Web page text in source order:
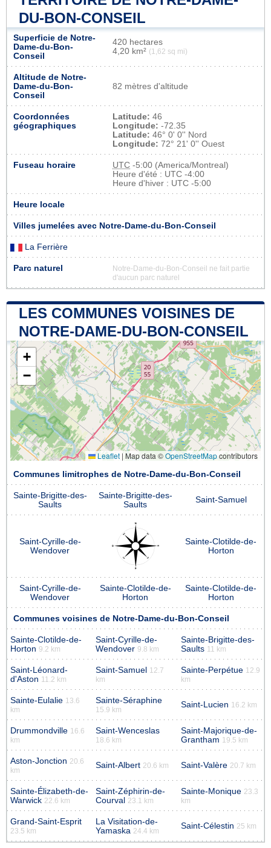
DU-BON-CONSEIL
Superficie de Notre-
Dame-du-Bon-
Conseil
420 hectares
4,20 km² (1,62 sq mi)
Altitude de Notre-
Dame-du-Bon-
Conseil
82 mètres d'altitude
Coordonnées
géographiques
Latitude: 46
Longitude: -72.35
Latitude: 46° 0' 0'' Nord
Longitude: 72° 21' 0'' Ouest
Fuseau horaire UTC -5:00 (America/Montreal)
Heure d'été : UTC -4:00
Heure d'hiver : UTC -5:00
Heure locale
Villes jumelées avec Notre-Dame-du-Bon-Conseil
La Ferrière
Parc naturel
Notre-Dame-du-Bon-Conseil ne fait partie
d'aucun parc naturel
LES COMMUNES VOISINES DE
NOTRE-DAME-DU-BON-CONSEIL
+
−
Leaflet | Map data ©OpenStreetMapcontributors
Communes limitrophes de Notre-Dame-du-Bon-Conseil
Sainte-Brigitte-des-
Saults
Sainte-Brigitte-des-
Saults
Saint-Samuel
Saint-Cyrille-de-
Wendover
Sainte-Clotilde-de-
Horton
Saint-Cyrille-de-
Wendover
Sainte-Clotilde-de-
Horton
Sainte-Clotilde-de-
Horton
Communes voisines de Notre-Dame-du-Bon-Conseil
Sainte-Clotilde-de-
Horton 9.2 km
Saint-Cyrille-de-
Wendover 9.8 km
Sainte-Brigitte-des-
Saults 11 km
Saint-Léonard-
d'Aston 11.2 km
Saint-Samuel 12.7
km
Sainte-Perpétue 12.9
km
Sainte-Eulalie 13.6
km
Sainte-Séraphine
15.9 km
Saint-Lucien 16.2 km
Drummondville 16.6
km
Saint-Wenceslas
18.6 km
Saint-Majorique-de-
Grantham 19.5 km
Aston-Jonction 20.6
km
Saint-Albert 20.6 km Saint-Valère 20.7 km
Sainte-Élizabeth-de-
Warwick 22.6 km
Saint-Zéphirin-de-
Courval 23.1 km
Sainte-Monique 23.3
km
Grand-Saint-Esprit
23.5 km
La Visitation-de-
Yamaska 24.4 km
Saint-Célestin 25 km